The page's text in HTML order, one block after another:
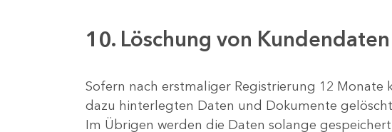
10. Löschung von
Sofern nach erstmaliger Registrierung 12
dazu hinterlegten Daten und Dokumente
Im Übrigen werden die Daten solange